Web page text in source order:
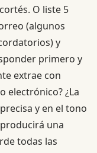
O liste 5
(algunos
y
primero y
extrae con
electrónico? ¿La
y en el tono
una
todas las